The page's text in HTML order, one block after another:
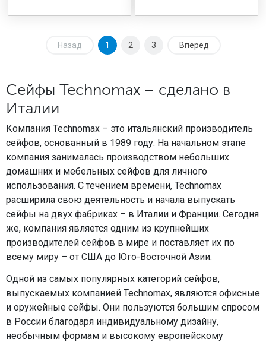
Назад 1 2 3 Вперед
Сейфы Technomax – сделано в
Италии
Компания Technomax – это итальянский производитель
сейфов, основанный в 1989 году. На начальном этапе
компания занималась производством небольших
домашних и мебельных сейфов для личного
использования. С течением времени, Technomax
расширила свою деятельность и начала выпускать
сейфы на двух фабриках – в Италии и Франции. Сегодня
же, компания является одним из крупнейших
производителей сейфов в мире и поставляет их по
всему миру – от США до Юго-Восточной Азии.
Одной из самых популярных категорий сейфов,
выпускаемых компанией Technomax, являются офисные
и оружейные сейфы. Они пользуются большим спросом
в России благодаря индивидуальному дизайну,
необычным формам и высокому европейскому